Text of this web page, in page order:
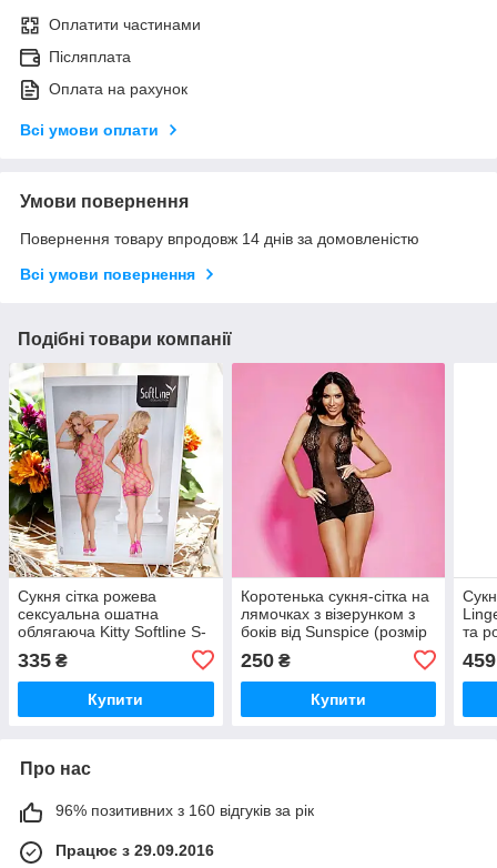
Оплатити частинами
Післяплата
Оплата на рахунок
Всі умови оплати
Умови повернення
Повернення товару впродовж 14 днів за домовленістю
Всі умови повернення
Подібні товари компанії
Сукня сітка рожева
сексуальна ошатна
облягаюча Kitty Softline S-
335 ₴
Купити
Коротенька сукня-сітка на
лямочках з візерунком з
боків від Sunspice (розмір
250₴
Купити
та
та
459
Про нас
96% позитивних з 160 відгуків за рік
Працює з 29.09.2016